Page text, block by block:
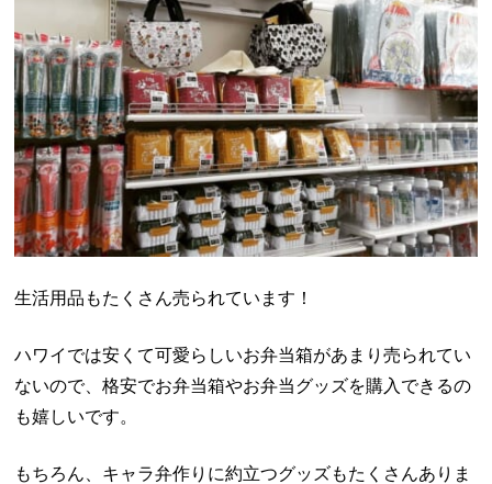
生活用品もたくさん売られています！
ハワイでは安くて可愛らしいお弁当箱があまり売られてい
ないので、格安でお弁当箱やお弁当グッズを購入できるの
も嬉しいです。
もちろん、キャラ弁作りに約立つグッズもたくさんありま